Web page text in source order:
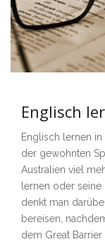
Englisch
Englisch lernen
der gewohnten
Australien viel
lernen oder seine
denkt man
bereisen,
dem Great